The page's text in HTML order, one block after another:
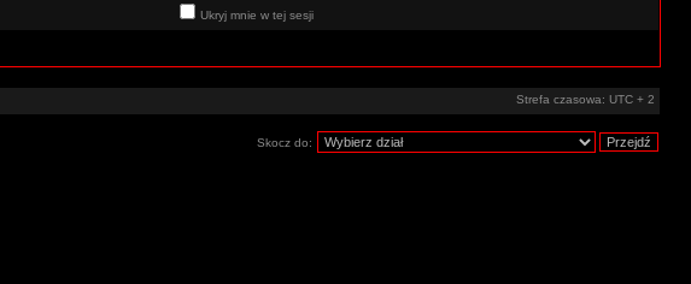
Ukryj mnie w tej sesji
Strefa czasowa: UTC + 2
Skocz do: